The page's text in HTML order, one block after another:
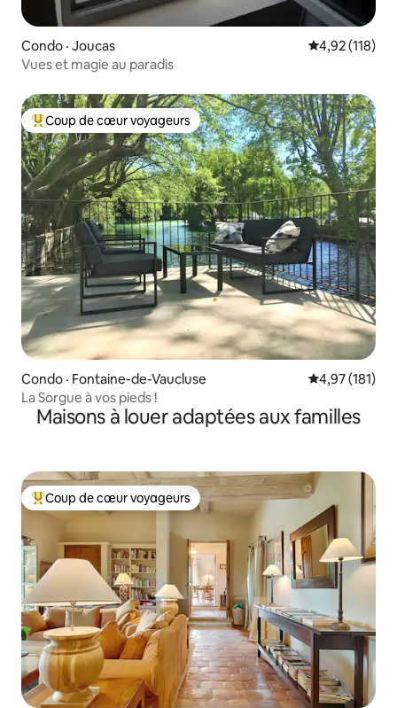
Condo · Joucas Note
4,92 (118)
Vues et magie au paradis
Coup de cœur voyageurs parmi les plus aimés
Coup de cœur voyageurs
Condo · Fontaine-de-Vaucluse Note
4,97 (181)
La Sorgue à vos pieds !
Maisons à louer adaptées aux familles
Coup de cœur voyageurs parmi les plus aimés
Coup de cœur voyageurs